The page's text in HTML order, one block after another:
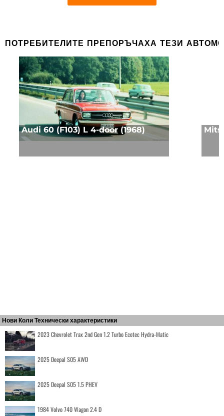
ПОТРЕБИТЕЛИТЕ ПРЕПОРЪЧАХА ТЕЗИ
Audi 60 (F103) L 4-door (1968)
Нови Коли Технически характеристики
2023 Chevrolet Trax 2nd Gen 1.2 Turbo Ecotec Hydra-Matic
2025 Deepal S05 AWD
2025 Deepal S05 1.5 PHEV
1984 Volvo 740 Wagon 2.4 D